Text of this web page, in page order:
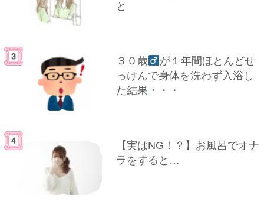
と
３０歳
が１年間ほとんどせ
っけんで身体を洗わず入浴し
た結果・・・
【実はNG！？】お風呂でオナ
ラをすると…